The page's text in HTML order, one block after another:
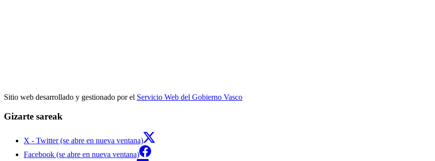
Sitio web desarrollado y gestionado por el Servicio Web del Gobierno Vasco
Gizarte sareak
X - Twitter (se abre en nueva ventana)
Facebook (se abre en nueva ventana)